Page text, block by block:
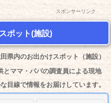
スポンサーリンク
ポット(施設)
県内のお出かけスポット（施設）
とママ・パパの調査員による現地
目線で情報をお届けしています。